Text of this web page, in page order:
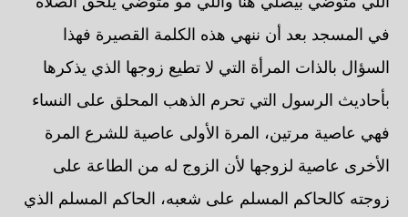
في المسجد بعد أن ننهي هذه الكلمة القصيرة فهذا
السؤال بالذات المرأة التي لا تطيع زوجها الذي يذكرها
بأحاديث الرسول التي تحرم الذهب المحلق على النساء
فهي عاصية مرتين، المرة الأولى عاصية للشرع المرة
الأخرى عاصية لزوجها لأن الزوج له من الطاعة على
زوجته كالحاكم المسلم على شعبه، الحاكم المسلم الذي